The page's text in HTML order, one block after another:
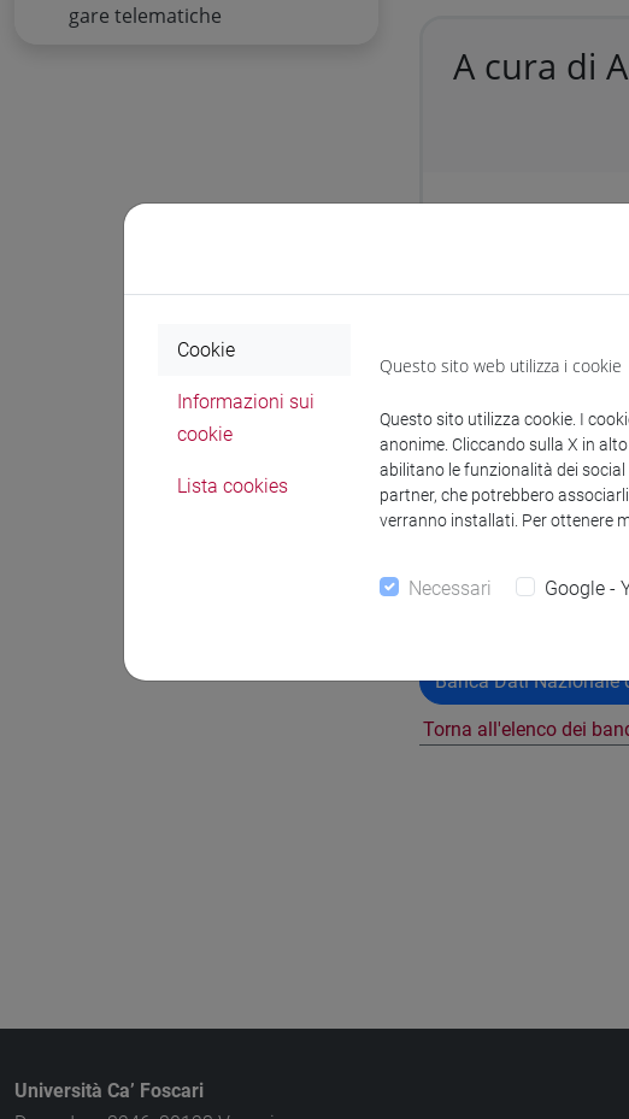
A cura di
Affidamento
DDG
Banca Dati Nazionale
Torna all'elenco dei
gare telematiche
Università Ca’ Foscari
Cookie
Informazioni sui
cookie
Lista cookies
Questo sito web utilizza i cookie
Questo sito utilizza cookie. I
anonime. Cliccando sulla X in
abilitano le funzionalità dei
partner, che potrebbero
verranno installati. Per ottenere
Necessari Google -